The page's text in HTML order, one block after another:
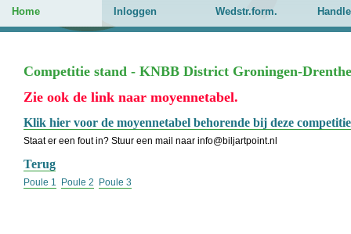
Home Inloggen Wedstr.form.
Competitie stand - KNBB District Groningen-
Zie ook de link naar moyennetabel.
Klik hier voor de moyennetabel behorende bij deze
Staat er een fout in? Stuur een mail naar info@biljartpoint.nl
Terug
Poule 1 Poule 2 Poule 3